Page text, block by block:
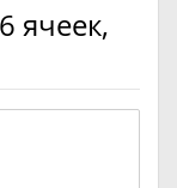
ячеек,